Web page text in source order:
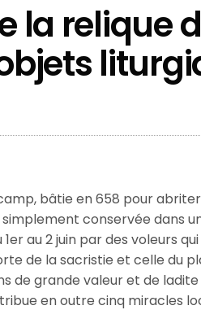
la relique
bâtie en 658 pour
simplement conservée dans
au 2 juin par des voleurs
de la sacristie et celle du
de grande valeur et de
en outre cinq miracles